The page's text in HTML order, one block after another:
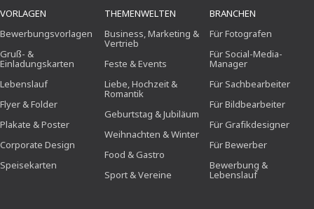
VORLAGEN
Bewerbungsvorlagen
Gruß- &
Einladungskarten
Lebenslauf
Flyer & Folder
Plakate & Poster
Corporate Design
Speisekarten
THEMENWELTEN
Business, Marketing &
Vertrieb
Feste & Events
Liebe, Hochzeit &
Romantik
Geburtstag & Jubiläum
Weihnachten & Winter
Food & Gastro
Sport & Vereine
BRANCHEN
Für Fotografen
Für Social-Media-
Manager
Für Sachbearbeiter
Für Bildbearbeiter
Für Grafikdesigner
Für Bewerber
Bewerbung &
Lebenslauf